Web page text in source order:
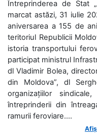
Întreprinderea de Stat
marcat astăzi, 31 iulie
aniversarea a 155 de
teritoriul Republicii
istoria transportului
participat ministrul
dl Vladimir Bolea,
din Moldova”, dl
organizațiilor
întreprinderii din
ramurii feroviare....